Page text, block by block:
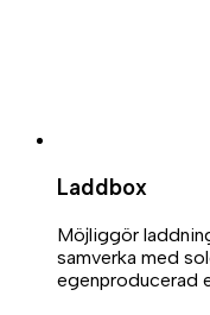
Laddbox
Möjliggör
samverka med
egenproducerad